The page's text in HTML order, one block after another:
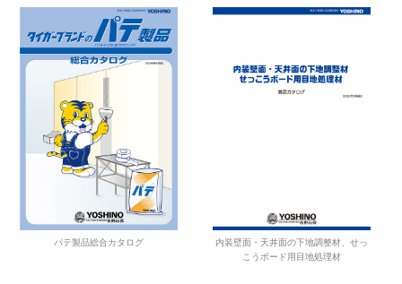
パテ製品総合カタログ
内装壁面・天井面の下地調整材、せっ
こうボード用目地処理材